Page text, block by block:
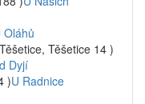
Oláhů
Těšetice 14 )
Dyjí
)U Radnice